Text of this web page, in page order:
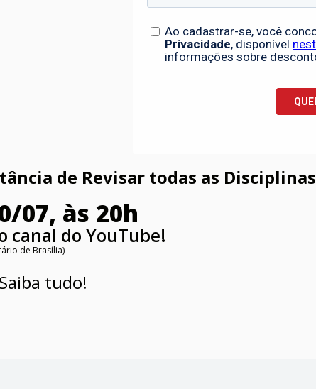
de Revisar todas as Disciplinas
07, às 20h
canal do YouTube!
de Brasília)
Saiba tudo!